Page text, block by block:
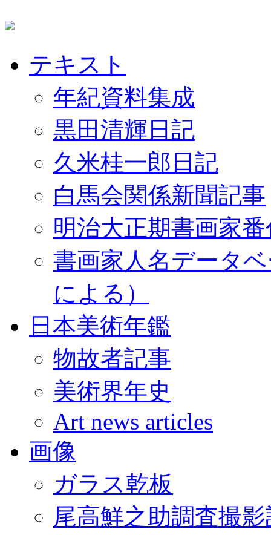
テキスト
年紀資料集成
黒田清輝日記
久米桂一郎日記
白馬会関係新聞記事
明治大正期書画家
書画家人名データ
による）
日本美術年鑑
物故者記事
美術界年史
Art news articles
画像
ガラス乾板
尾高鮮之助調査撮